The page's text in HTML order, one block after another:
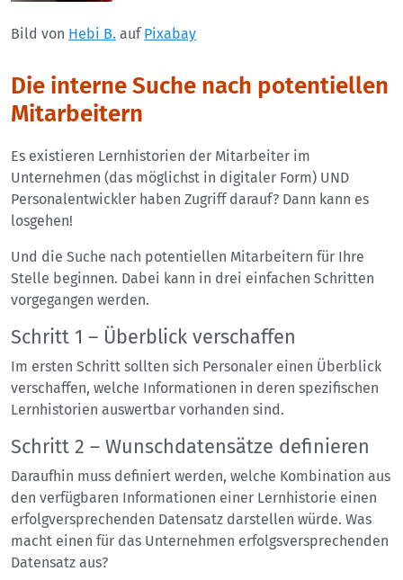
Bild von Hebi B. auf Pixabay
Die interne Suche nach potentiellen
Mitarbeitern
Es existieren Lernhistorien der Mitarbeiter im
Unternehmen (das möglichst in digitaler Form) UND
Personalentwickler haben Zugriff darauf? Dann kann es
losgehen!
Und die Suche nach potentiellen Mitarbeitern für Ihre
Stelle beginnen. Dabei kann in drei einfachen Schritten
vorgegangen werden.
Schritt 1 – Überblick verschaffen
Im ersten Schritt sollten sich Personaler einen Überblick
verschaffen, welche Informationen in deren spezifischen
Lernhistorien auswertbar vorhanden sind.
Schritt 2 – Wunschdatensätze definieren
Daraufhin muss definiert werden, welche Kombination aus
den verfügbaren Informationen einer Lernhistorie einen
erfolgversprechenden Datensatz darstellen würde. Was
macht einen für das Unternehmen erfolgsversprechenden
Datensatz aus?